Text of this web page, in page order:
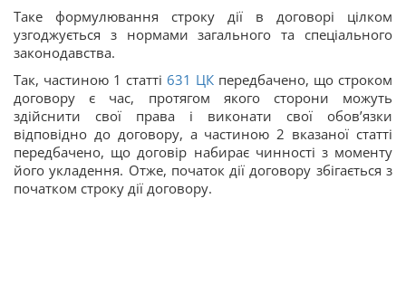
Таке формулювання строку дії в договорі цілком
узгоджується з нормами загального та спеціального
законодавства.
Так, частиною 1 статті 631 ЦК передбачено, що строком
договору є час, протягом якого сторони можуть
здійснити свої права і виконати свої обов’язки
відповідно до договору, а частиною 2 вказаної статті
передбачено, що договір набирає чинності з моменту
його укладення. Отже, початок дії договору збігається з
початком строку дії договору.